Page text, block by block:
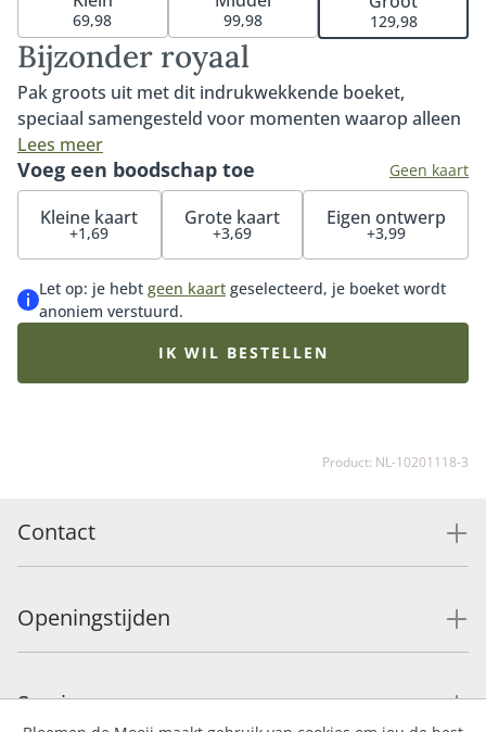
Bijzonder royaal
Pak groots uit met dit indrukwekkende boeket,
speciaal samengesteld voor momenten waarop alleen
het allermooiste goed genoeg is. Met een weelderige
mix van hoogwaardige, dagverse bloemen straalt dit
boeket luxe, kracht en elegantie uit. Perfect om
iemand te bedanken, te feliciteren of te laten zien
vakbloemist en persoonlijk bezorgd. De afbeelding
toont het boeket in middelformaat. Door het gebruik
van dagverse seizoensbloemen kan het uiteindelijke
boeket iets afwijken. Exclusief vaas. Tip: bestel een
Lees meer
69,98 99,98 129,98
Voeg een boodschap toe Geen kaart
Kleine kaart
+1,69
Grote kaart
+3,69
Eigen ontwerp
+3,99
Let op: je hebt geen kaart geselecteerd, je boeket wordt
anoniem verstuurd.
IK WIL BESTELLEN
Product: NL-10201118-3
Contact
Openingstijden
Service